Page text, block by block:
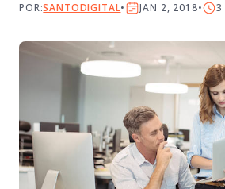
POR:SANTODIGITAL JAN 2, 2018 3